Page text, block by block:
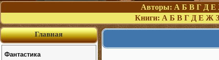
Авторы: А Б В Г Д Е
Книги: А Б В Г Д Е Ж З
Главная
Фантастика